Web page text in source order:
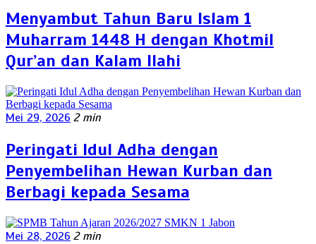
Menyambut Tahun Baru Islam 1
Muharram 1448 H dengan Khotmil
Qur’an dan Kalam Ilahi
Mei 29, 2026 2 min
Peringati Idul Adha dengan
Penyembelihan Hewan Kurban dan
Berbagi kepada Sesama
Mei 28, 2026 2 min